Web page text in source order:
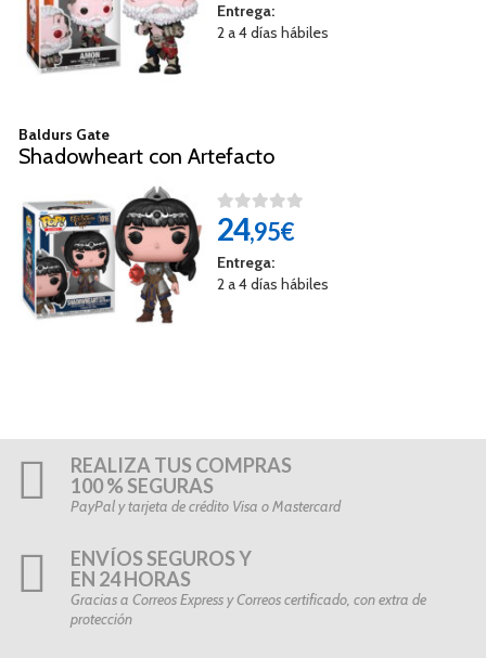
Entrega:
2 a 4 días hábiles
Baldurs Gate
Shadowheart con Artefacto
24,95€
Entrega:
2 a 4 días hábiles
REALIZA TUS COMPRAS
100 % SEGURAS
PayPal y tarjeta de crédito Visa o Mastercard
ENVÍOS SEGUROS Y
EN 24 HORAS
Gracias a Correos Express y Correos certificado, con extra de
protección